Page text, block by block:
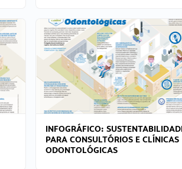
INFOGRÁFICO:
PARA CONSULTÓRIOS E CLÍNICAS
ODONTOLÓGICAS